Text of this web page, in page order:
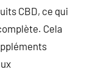
CBD, ce qui
Cela